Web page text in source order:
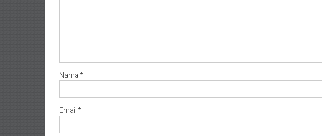
Dumai
Pangkal
Pinang/
Sulawesi,
NTT/
Balik
papan/
Nama *
Email *